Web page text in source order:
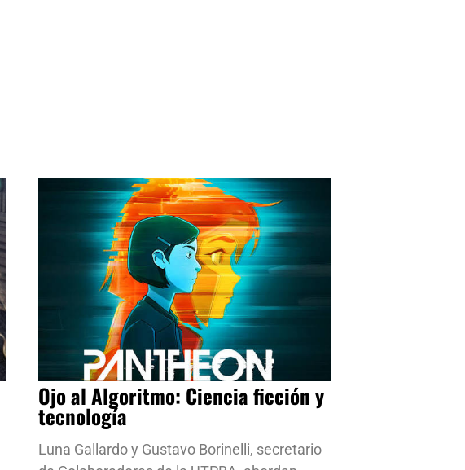
Ojo al Algoritmo: Ciencia ficción y
tecnología
Luna Gallardo y Gustavo Borinelli, secretario